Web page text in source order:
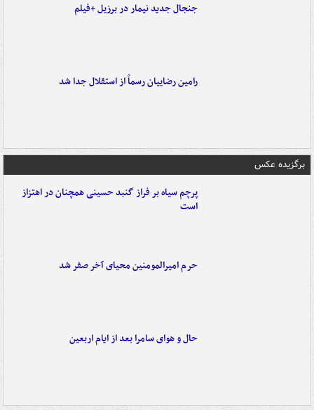
جنجال جدید نیمار در برزیل +فیلم
رامین رضاییان رسماً از استقلال جدا شد
برگزیده عکس
پرچم سیاه بر فراز گنبد حسینی همچنان در اهتزاز
است
حرم امیرالمومنین محیای آخر صفر شد
حال و هوای سامرا بعد از ایام اربعین